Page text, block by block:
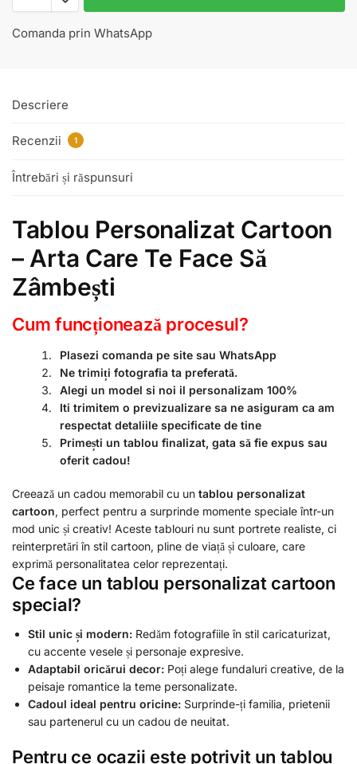
Comanda prin WhatsApp
Descriere
Recenzii 1
Întrebări și răspunsuri
Tablou Personalizat Cartoon
– Arta Care Te Face Să
Zâmbești
Cum funcționează procesul?
Plasezi comanda pe site sau WhatsApp
Ne trimiți fotografia ta preferată.
Alegi un model si noi il personalizam 100%
Iti trimitem o previzualizare sa ne asiguram ca am
respectat detaliile specificate de tine
Primești un tablou finalizat, gata să fie expus sau
oferit cadou!
Creează un cadou memorabil cu un tablou personalizat
cartoon, perfect pentru a surprinde momente speciale într-un
mod unic și creativ! Aceste tablouri nu sunt portrete realiste, ci
reinterpretări în stil cartoon, pline de viață și culoare, care
exprimă personalitatea celor reprezentați.
Ce face un tablou personalizat cartoon
special?
Stil unic și modern: Redăm fotografiile în stil caricaturizat,
cu accente vesele și personaje expresive.
Adaptabil oricărui decor: Poți alege fundaluri creative, de la
peisaje romantice la teme personalizate.
Cadoul ideal pentru oricine: Surprinde-ți familia, prietenii
sau partenerul cu un cadou de neuitat.
Pentru ce ocazii este potrivit un tablou